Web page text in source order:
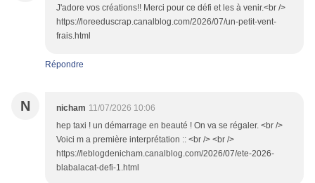
J'adore vos créations!! Merci pour ce défi et les à venir.<br />
https://loreeduscrap.canalblog.com/2026/07/un-petit-vent-
frais.html
Répondre
N nicham 11/07/2026 10:06
hep taxi ! un démarrage en beauté ! On va se régaler. <br />
Voici m a première interprétation :: <br /> <br />
https://leblogdenicham.canalblog.com/2026/07/ete-2026-
blabalacat-defi-1.html